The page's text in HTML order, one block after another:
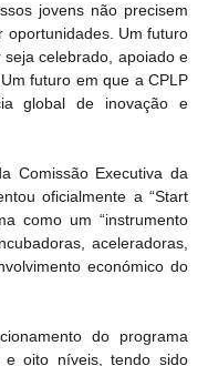
jovens não precisem
oportunidades. Um futuro
celebrado, apoiado e
futuro em que a CPLP
global de inovação e
Comissão Executiva da
oficialmente a “Start
como um “instrumento
aceleradoras,
económico do
do programa
oito níveis, tendo sido